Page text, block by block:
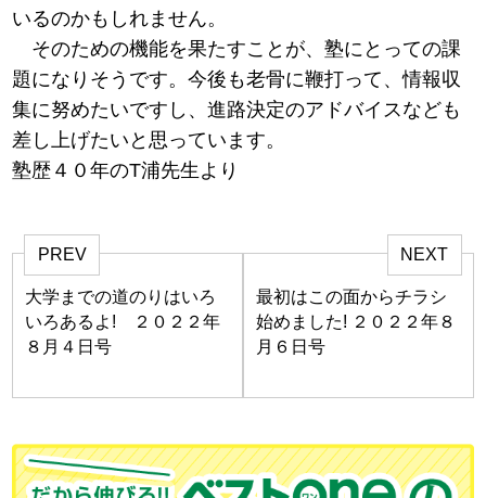
いるのかもしれません。
そのための機能を果たすことが、塾にとっての課
題になりそうです。今後も老骨に鞭打って、情報収
集に努めたいですし、進路決定のアドバイスなども
差し上げたいと思っています。
塾歴４０年のT浦先生より
PREV
大学までの道のりはいろ
いろあるよ! ２０２２年
８月４日号
NEXT
最初はこの面からチラシ
始めました! ２０２２年８
月６日号